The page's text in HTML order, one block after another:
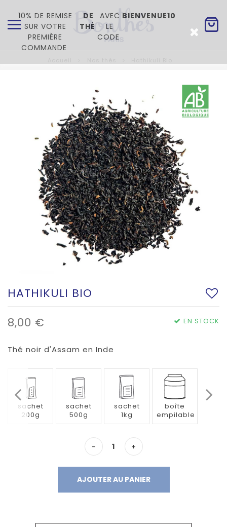
HATHIKULI BIO
8,00 €
EN STOCK
Thé noir d'Assam en Inde
sachet
200g
sachet
500g
sachet
1kg
boîte
empilable
- +
AJOUTER AU PANIER
10% DE REMISE
SUR VOTRE
PREMIÈRE
COMMANDE
DE
THÉ
AVEC
LE
CODE
BIENVENUE10